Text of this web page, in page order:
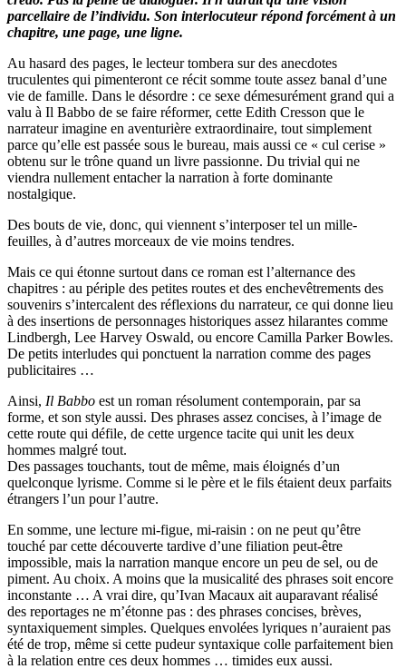
parcellaire de l’individu. Son interlocuteur répond forcément à un
chapitre, une page, une ligne.
Au hasard des pages, le lecteur tombera sur des anecdotes
truculentes qui pimenteront ce récit somme toute assez banal d’une
vie de famille. Dans le désordre : ce sexe démesurément grand qui a
valu à Il Babbo de se faire réformer, cette Edith Cresson que le
narrateur imagine en aventurière extraordinaire, tout simplement
parce qu’elle est passée sous le bureau, mais aussi ce « cul cerise »
obtenu sur le trône quand un livre passionne. Du trivial qui ne
viendra nullement entacher la narration à forte dominante
nostalgique.
Des bouts de vie, donc, qui viennent s’interposer tel un mille-
feuilles, à d’autres morceaux de vie moins tendres.
Mais ce qui étonne surtout dans ce roman est l’alternance des
chapitres : au périple des petites routes et des enchevêtrements des
souvenirs s’intercalent des réflexions du narrateur, ce qui donne lieu
à des insertions de personnages historiques assez hilarantes comme
Lindbergh, Lee Harvey Oswald, ou encore Camilla Parker Bowles.
De petits interludes qui ponctuent la narration comme des pages
publicitaires …
Ainsi, Il Babbo est un roman résolument contemporain, par sa
forme, et son style aussi. Des phrases assez concises, à l’image de
cette route qui défile, de cette urgence tacite qui unit les deux
hommes malgré tout.
Des passages touchants, tout de même, mais éloignés d’un
quelconque lyrisme. Comme si le père et le fils étaient deux parfaits
étrangers l’un pour l’autre.
En somme, une lecture mi-figue, mi-raisin : on ne peut qu’être
touché par cette découverte tardive d’une filiation peut-être
impossible, mais la narration manque encore un peu de sel, ou de
piment. Au choix. A moins que la musicalité des phrases soit encore
inconstante … A vrai dire, qu’Ivan Macaux ait auparavant réalisé
des reportages ne m’étonne pas : des phrases concises, brèves,
syntaxiquement simples. Quelques envolées lyriques n’auraient pas
été de trop, même si cette pudeur syntaxique colle parfaitement bien
à la relation entre ces deux hommes … timides eux aussi.